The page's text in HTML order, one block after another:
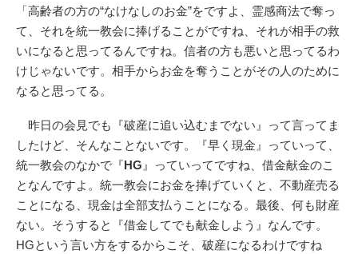
「高齢者の方の“なけなしのお金”をですよ、霊感商法で奪っ
て、それを統一教会に捧げることがですね、それが相手の救
いになると思ってるんですね。信者の方も悪いと思ってるわ
けじゃないです。相手からお金を奪うことがその人のために
なると思ってる。
昨日の会見でも『破産に追い込むまでない』って言ってま
したけど、そんなことないです。『早く現金』っていって、
統一教会のなかで『HG 』っていってですね、借金献金のこ
となんですよ。統一教会にお金を捧げていくと、不動産売る
ことになる、現金は全部支払うことになる。最後、何も財産
ない。そうすると『借金してでも献金しよう』なんです。
HGという言い方をするからこそ、破産になるわけですね